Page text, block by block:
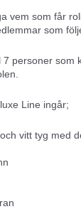
vem som får
som
personer som
Line ingår;
vitt tyg med